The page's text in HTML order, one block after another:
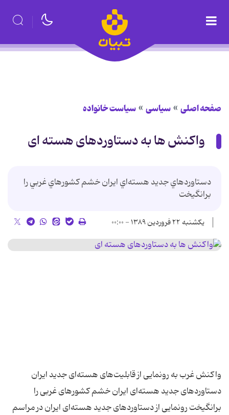
صفحه اصلی سیاسی سیاست خانواده
واکنش ها به دستاوردهای هسته ای
دستاوردهاي جديد هسته‌اي ايران خشم كشورهاي غربي را
برانگيخت
یکشنبه ۲۲ فروردین ۱۳۸۹ - ۰۰:۰۰
واكنش غرب به رونمایی از قابلیت‌های هسته‌ای جدید ایران
دستاوردهای جدید هسته‌ای ایران خشم كشورهای غربی را
برانگیخت رونمایی از دستاوردهای جدید هسته‌ای ایران در مراسم